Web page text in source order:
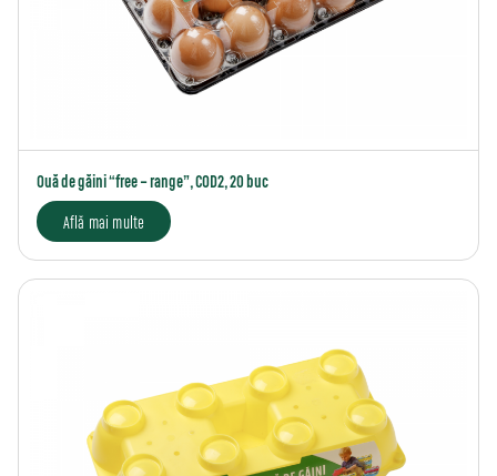
Ouă de găini “free – range”, COD2, 20 buc
Află mai multe